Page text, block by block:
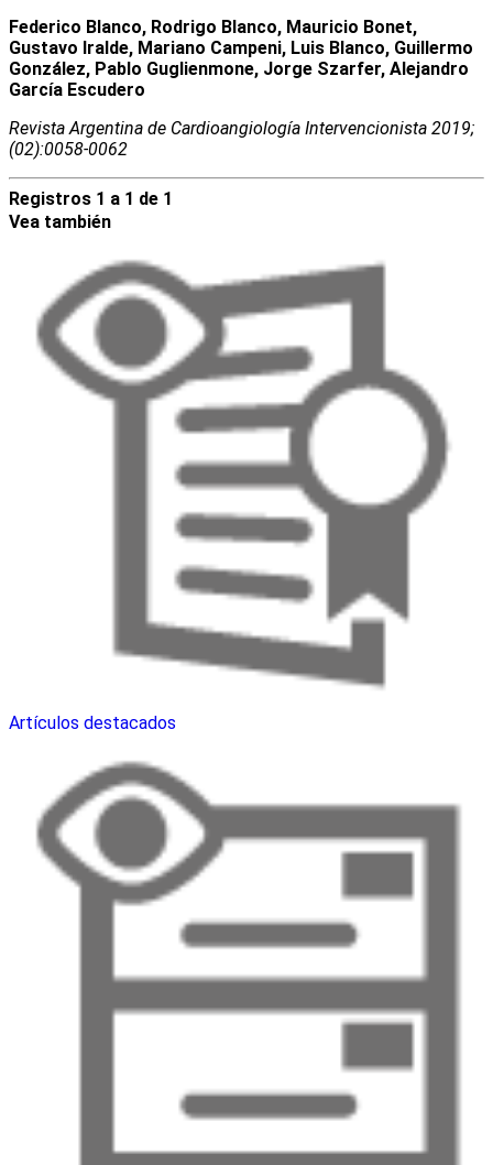
Federico Blanco, Rodrigo Blanco, Mauricio Bonet,
Gustavo Iralde, Mariano Campeni, Luis Blanco, Guillermo
González, Pablo Guglienmone, Jorge Szarfer, Alejandro
García Escudero
Revista Argentina de Cardioangiologí­a Intervencionista 2019;
(02):0058-0062
Registros 1 a 1 de 1
Vea también
Artículos destacados